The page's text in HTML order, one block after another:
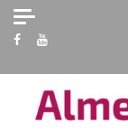
Skip
content
Facebook
Youtube